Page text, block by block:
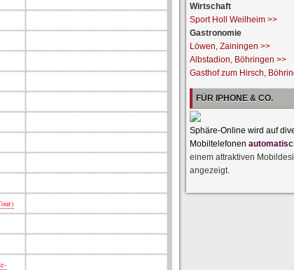
Wirtschaft
Sport Holl Weilheim >>
Gastronomie
Löwen, Zainingen >>
Albstadion, Böhringen >>
Gasthof zum Hirsch,
FÜR IPHONE & CO.
Sphäre-Online wird auf
Mobiltelefonen
einem attraktiven
angezeigt.